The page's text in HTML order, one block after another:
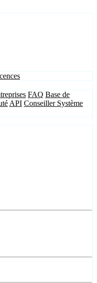
FAQ Base de
API Conseiller Système